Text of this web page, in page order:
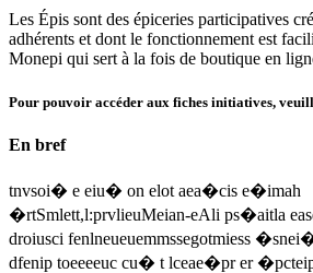
Les Épis sont des épiceries participatives
adhérents et dont le fonctionnement est
Monepi qui sert à la fois de boutique en
Pour pouvoir accéder aux fiches initiatives,
En bref
tnvsoi� e eiu� on elot aea�cis e�imah
�rtSmlett,l:prvlieuMeian-eAli ps�aitla
droiusci fenlneueuemmssegotmiess
dfenip toeeeeuc cu� t lceae�pr er